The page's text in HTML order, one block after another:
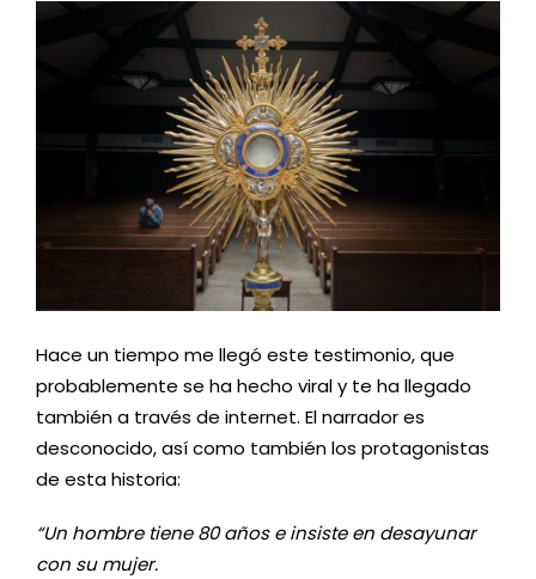
Hace un tiempo me llegó este testimonio, que
probablemente se ha hecho viral y te ha llegado
también a través de internet. El narrador es
desconocido, así como también los protagonistas
de esta historia:
“Un hombre tiene 80 años e insiste en desayunar
con su mujer.